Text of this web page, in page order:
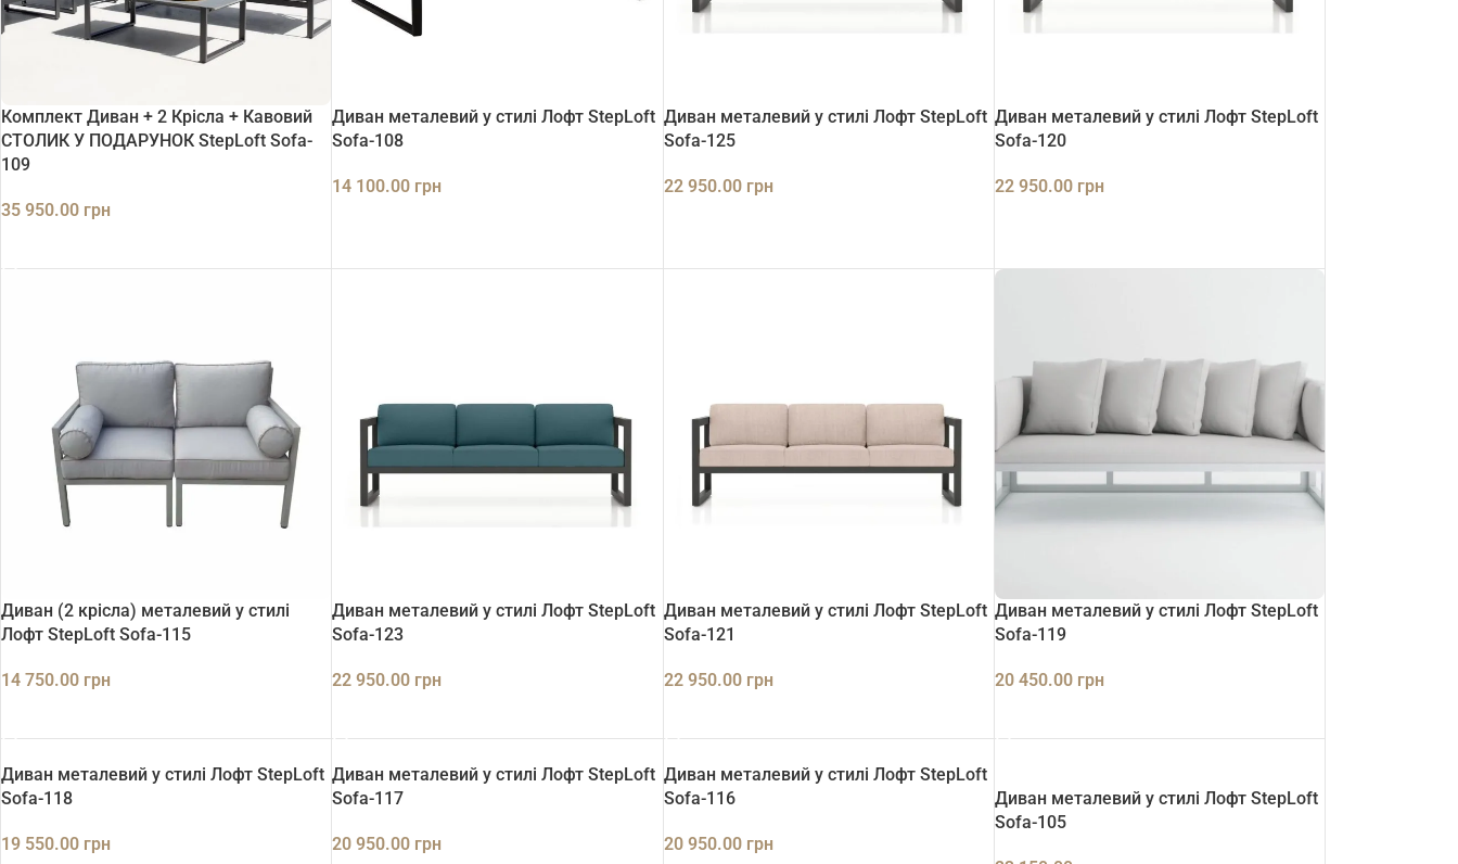
Комплект Диван + 2 Крісла + Кавовий
СТОЛИК У ПОДАРУНОК StepLoft Sofa-
109
35 950.00 грн
Диван металевий у стилі Лофт StepLoft
Sofa-108
14 100.00 грн
Диван металевий у стилі Лофт StepLoft
Sofa-125
22 950.00 грн
Диван металевий у стилі Лофт StepLoft
Sofa-120
22 950.00 грн
Диван (2 крісла) металевий у стилі
Лофт StepLoft Sofa-115
14 750.00 грн
Диван металевий у стилі Лофт StepLoft
Sofa-123
22 950.00 грн
Диван металевий у стилі Лофт StepLoft
Sofa-121
22 950.00 грн
Диван металевий у стилі Лофт StepLoft
Sofa-119
20 450.00 грн
Диван металевий у стилі Лофт StepLoft
Sofa-118
19 550.00 грн
Диван металевий у стилі Лофт StepLoft
Sofa-117
20 950.00 грн
Диван металевий у стилі Лофт StepLoft
Sofa-116
20 950.00 грн
Диван металевий у стилі Лофт StepLoft
Sofa-105